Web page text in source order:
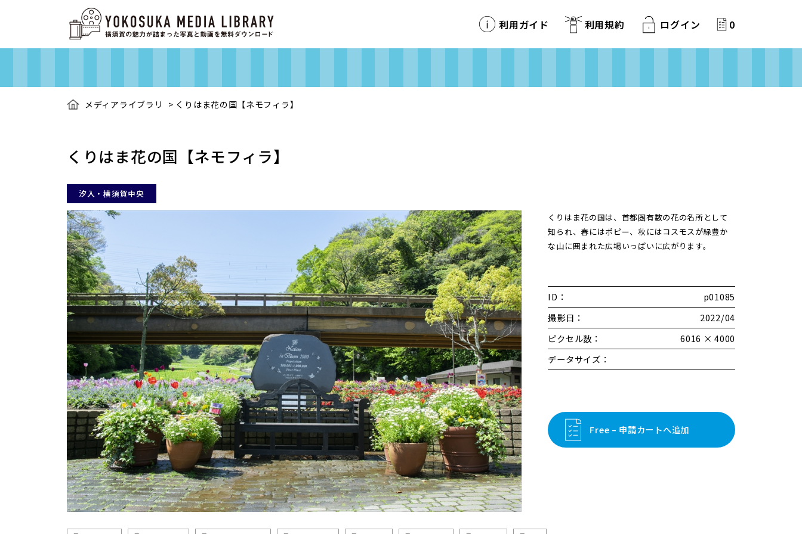
利用ガイド 利用規約 ログイン 0
メディアライブラリ > くりはま花の国【ネモフィラ】
くりはま花の国【ネモフィラ】
汐入・横須賀中央
くりはま花の国は、首都圏有数の花の名所として
知られ、春にはポピー、秋にはコスモスが緑豊か
な山に囲まれた広場いっぱいに広がります。
ID：
p01085
撮影日：
2022/04
ピクセル数：
6016 × 4000
データサイズ：
Free – 申請カートへ追加